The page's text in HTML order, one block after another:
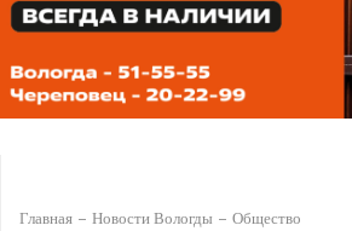
Главная Новости Вологды Общество